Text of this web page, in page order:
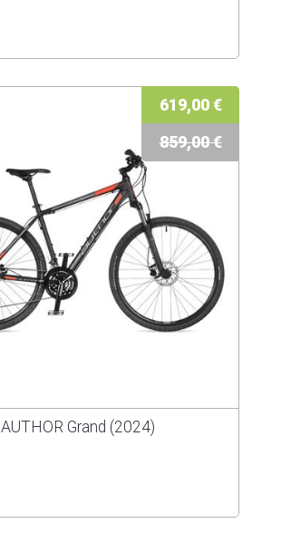
619,00 €
859,00 €
AUTHOR Grand (2024)